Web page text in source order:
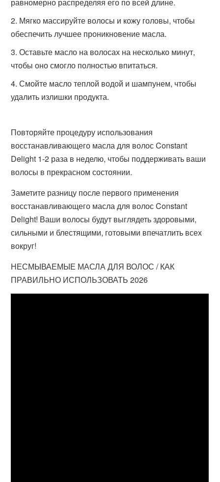
Мягко массируйте волосы и кожу головы, чтобы
обеспечить лучшее проникновение масла.
Оставьте масло на волосах на несколько минут,
чтобы оно смогло полностью впитаться.
Смойте масло теплой водой и шампунем, чтобы
удалить излишки продукта.
Повторяйте процедуру использования
восстанавливающего масла для волос Constant
Delight 1-2 раза в неделю, чтобы поддерживать ваши
волосы в прекрасном состоянии.
Заметите разницу после первого применения
восстанавливающего масла для волос Constant
Delight! Ваши волосы будут выглядеть здоровыми,
сильными и блестящими, готовыми впечатлить всех
вокруг!
НЕСМЫВАЕМЫЕ МАСЛА ДЛЯ ВОЛОС / КАК
ПРАВИЛЬНО ИСПОЛЬЗОВАТЬ 2026